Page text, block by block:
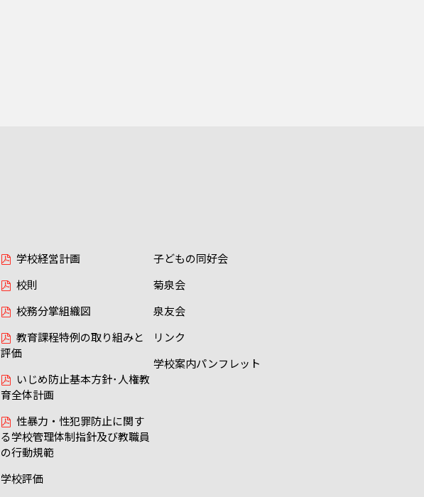
学校経営計画
校則
校務分掌組織図
教育課程特例の取り組みと
評価
いじめ防止基本方針･人権教
育全体計画
性暴力・性犯罪防止に関す
る学校管理体制指針及び教職員
の行動規範
学校評価
子どもの同好会
菊泉会
泉友会
リンク
学校案内パンフレット